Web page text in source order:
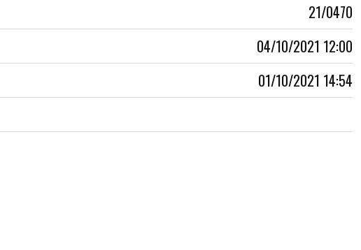
21/0470
04/10/2021 12:00
01/10/2021 14:54